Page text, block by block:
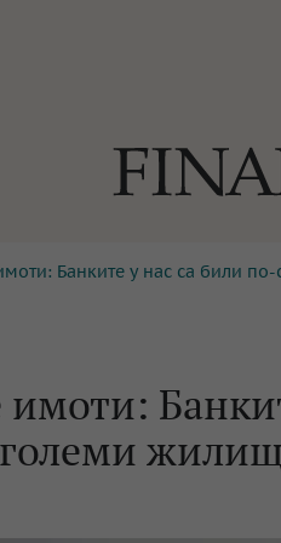
ТЕХНОЛОГИИ
МРЕЖАТА
ИМОТИ
Банките у нас са били
имоти: